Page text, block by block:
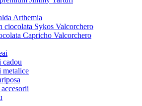
Arthemia
ciocolata Sykos Valcorchero
Capricho Valcorchero
cadou
metalice